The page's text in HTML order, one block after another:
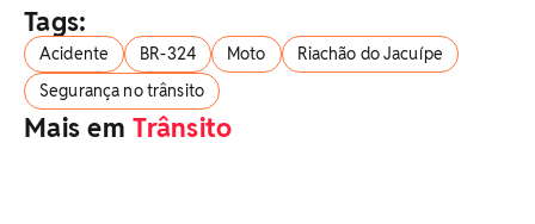
Tags:
Acidente BR-324 Moto
Riachão do Jacuípe
Segurança no trânsito
Mais emTrânsito